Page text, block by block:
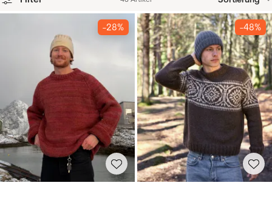
-28% -48%